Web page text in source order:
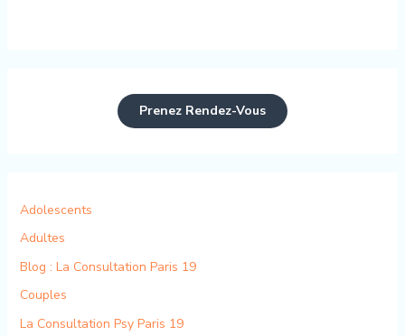
Prenez Rendez-Vous
Adolescents
Adultes
Blog : La Consultation Paris 19
Couples
La Consultation Psy Paris 19